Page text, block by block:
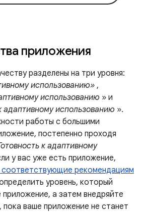
приложения
разделены на три уровня:
использованию» ,
использованию » и
адаптивному использованию ».
работы с большими
постепенно проходя
к адаптивному
у вас уже есть приложение,
соответствующие рекомендациям
уровень, который
а затем внедряйте
пока ваше приложение не станет